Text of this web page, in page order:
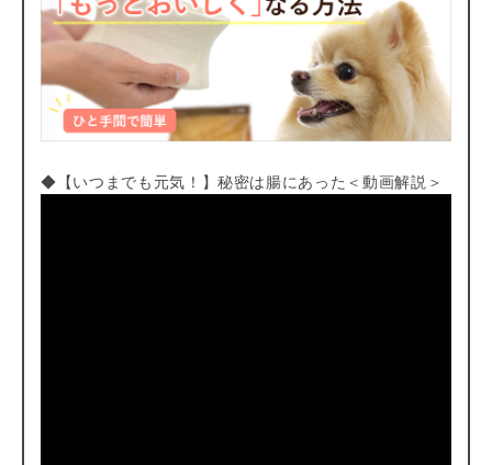
◆【いつまでも元気！】秘密は腸にあった＜動画解説＞